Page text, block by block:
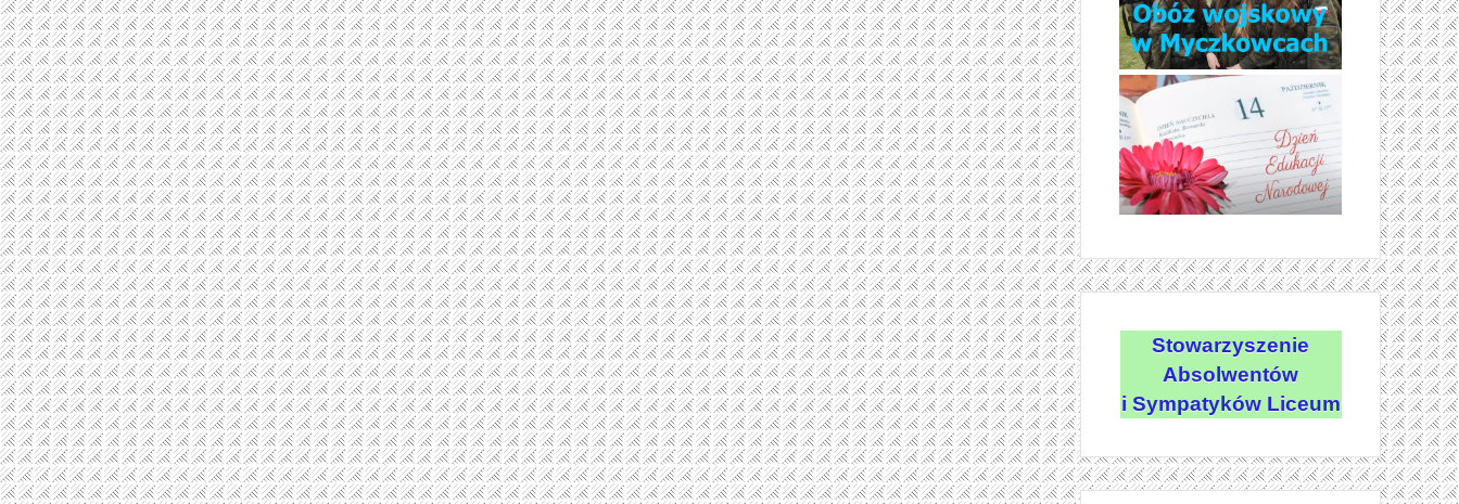
Stowarzyszenie
Absolwentów
i Sympatyków Liceum